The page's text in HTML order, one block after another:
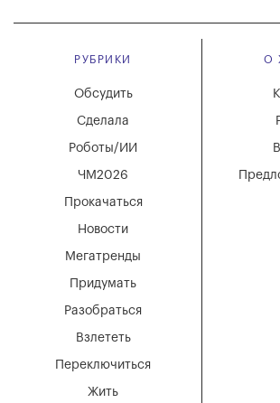
РУБРИКИ
Мегатренды
Придумать
Разобраться
Взлететь
Новости
Переключиться
Жить
Обсудить
Сделала
Роботы/ИИ
ЧМ2026
Прокачаться
О